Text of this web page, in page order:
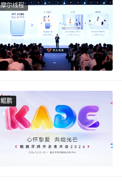
摩尔线程
鲲鹏
鲲鹏